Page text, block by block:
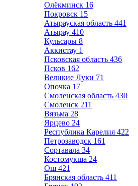
Олёкминск 16
Покровск 15
Атырауская область 441
Атырау 410
Кульсары 8
Аккистау 1
Псковская область 436
Псков 162
Великие Луки 71
Опочка 17
Смоленская область 430
Смоленск 211
Вязьма 28
Ярцево 24
Республика Карелия 422
Петрозаводск 161
Сортавала 34
Костомукша 24
Ош 421
Брянская область 411